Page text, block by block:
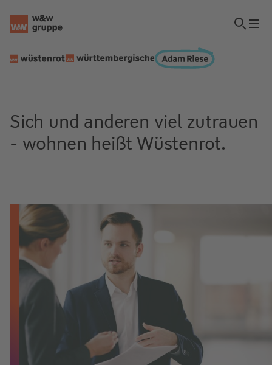
Sich und anderen viel zutrauen
- wohnen heißt Wüstenrot.